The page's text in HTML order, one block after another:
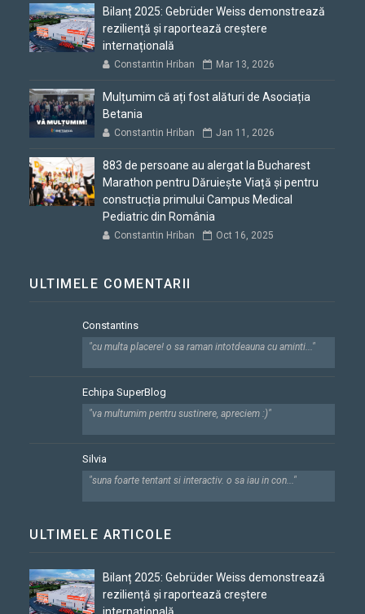
Bilanț 2025: Gebrüder Weiss demonstrează
reziliență și raportează creștere
internațională
Constantin Hriban Mar 13, 2026
Mulțumim că ați fost alături de Asociația
Betania
Constantin Hriban Jan 11, 2026
883 de persoane au alergat la Bucharest
Marathon pentru Dăruiește Viață și pentru
construcția primului Campus Medical
Pediatric din România
Constantin Hriban Oct 16, 2025
ULTIMELE COMENTARII
Constantins
"cu multa placere! o sa raman intotdeauna cu aminti..."
Echipa SuperBlog
"va multumim pentru sustinere, apreciem :)"
Silvia
"suna foarte tentant si interactiv. o sa iau in con..."
ULTIMELE ARTICOLE
Bilanț 2025: Gebrüder Weiss demonstrează
reziliență și raportează creștere